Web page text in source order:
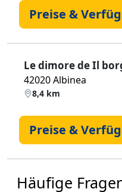
Preise &
Le dimore de Il
42020 Albinea
8,4 km
Preise &
Häufige